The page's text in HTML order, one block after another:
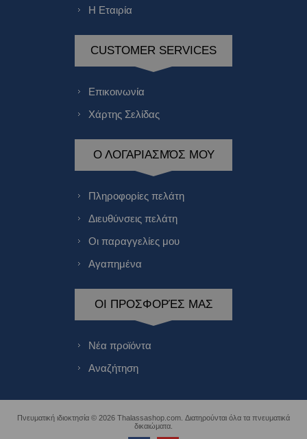
Η Εταιρία
CUSTOMER SERVICES
Επικοινωνία
Χάρτης Σελίδας
Ο ΛΟΓΑΡΙΑΣΜΌΣ ΜΟΥ
Πληροφορίες πελάτη
Διευθύνσεις πελάτη
Οι παραγγελίες μου
Αγαπημένα
ΟΙ ΠΡΟΣΦΟΡΈΣ ΜΑΣ
Νέα προϊόντα
Αναζήτηση
Πνευματική ιδιοκτησία © 2026 Thalassashop.com. Διατηρούνται όλα τα πνευματικά
δικαιώματα.